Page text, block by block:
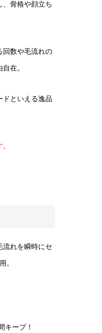
、骨格や顔立ち
回数や毛流れの
在。
ドといえる逸品
流れを瞬時にセ
。
キープ！